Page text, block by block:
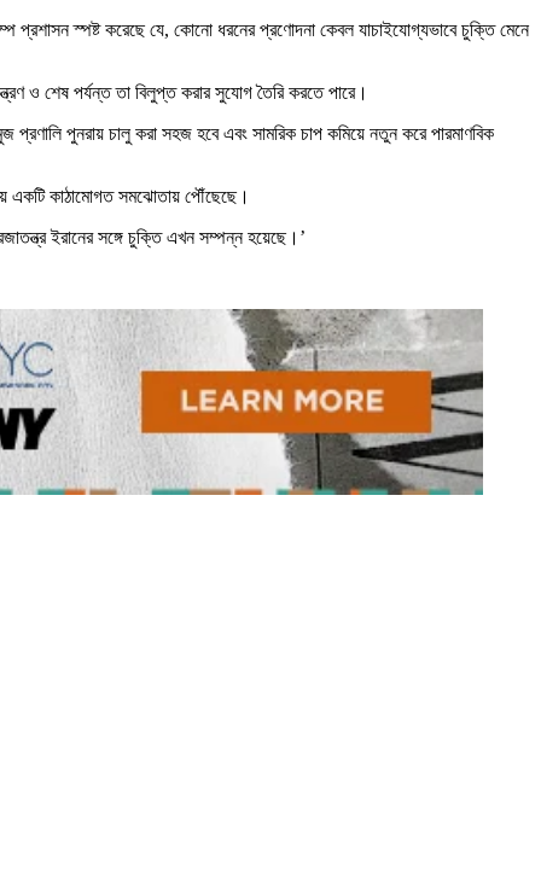
প্রশাসন স্পষ্ট করেছে যে, কোনো ধরনের প্রণোদনা কেবল যাচাইযোগ্যভাবে চুক্তি মেনে
ও শেষ পর্যন্ত তা বিলুপ্ত করার সুযোগ তৈরি করতে পারে।
পুনরায় চালু করা সহজ হবে এবং সামরিক চাপ কমিয়ে নতুন করে পারমাণবিক
একটি কাঠামোগত সমঝোতায় পৌঁছেছে।
ইরানের সঙ্গে চুক্তি এখন সম্পন্ন হয়েছে।’